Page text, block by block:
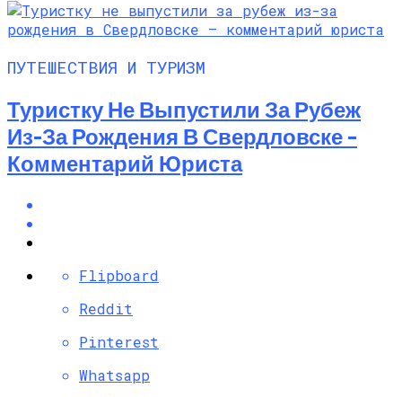
ПУТЕШЕСТВИЯ И ТУРИЗМ
Туристку Не Выпустили За Рубеж
Из-За Рождения В Свердловске –
Комментарий Юриста
Flipboard
Reddit
Pinterest
Whatsapp